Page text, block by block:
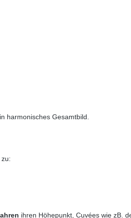
harmonisches Gesamtbild.
ihren Höhepunkt, Cuvées wie zB.